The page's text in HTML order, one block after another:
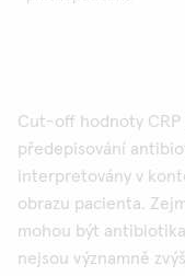
Cut-off hodnoty
předepisování
interpretovány v
obrazu pacienta.
mohou být
nejsou významně